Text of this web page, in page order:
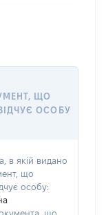
ЩО
ОСОБУ
в якій видано
що
особу:
що